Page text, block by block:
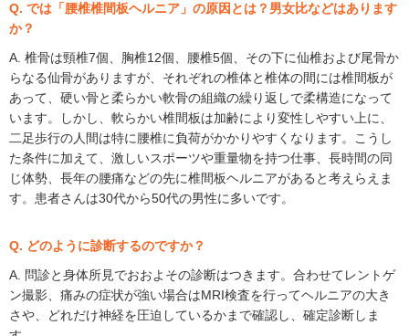
Q. では「腰椎椎間板ヘルニア」の原因とは？男女比などはあります
か？
A. 椎骨は頸椎7個、胸椎12個、腰椎5個、その下に仙椎および尾骨か
らなる仙骨がありますが、それぞれの椎体と椎体の間には椎間板が
あって、硬い骨と柔らかい軟骨の組織の繰り返しで柔構造になって
います。しかし、軟らかい椎間板は加齢により変性しやすい上に、
二足歩行の人間は特に腰椎に負荷がかかりやすくなります。こうし
た条件に加えて、激しいスポーツや重量物を持つ仕事、長時間の同
じ体勢、長年の腰痛などの先に椎間板ヘルニアがあると考えらえま
す。患者さんは30代から50代の男性に多いです。
Q. どのように診断するのですか？
A. 問診と身体所見でおおよその診断はつきます。合わせてレントゲ
ン撮影、痛みの症状が強い場合はMRI検査を行ってヘルニアの大き
さや、どれだけ神経を圧迫しているかまで確認し、確定診断しま